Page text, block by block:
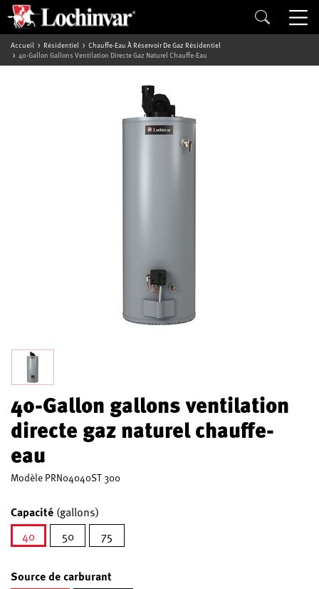
Accueil Résidentiel
Chauffe-Eau À Réservoir De Gaz Résidentiel
40-Gallon Gallons Ventilation Directe Gaz Naturel Chauffe-Eau
40-Gallon gallons ventilation
directe gaz naturel chauffe-
eau
Modèle PRN04040ST 300
Capacité (gallons)
40
50 75
Source de carburant